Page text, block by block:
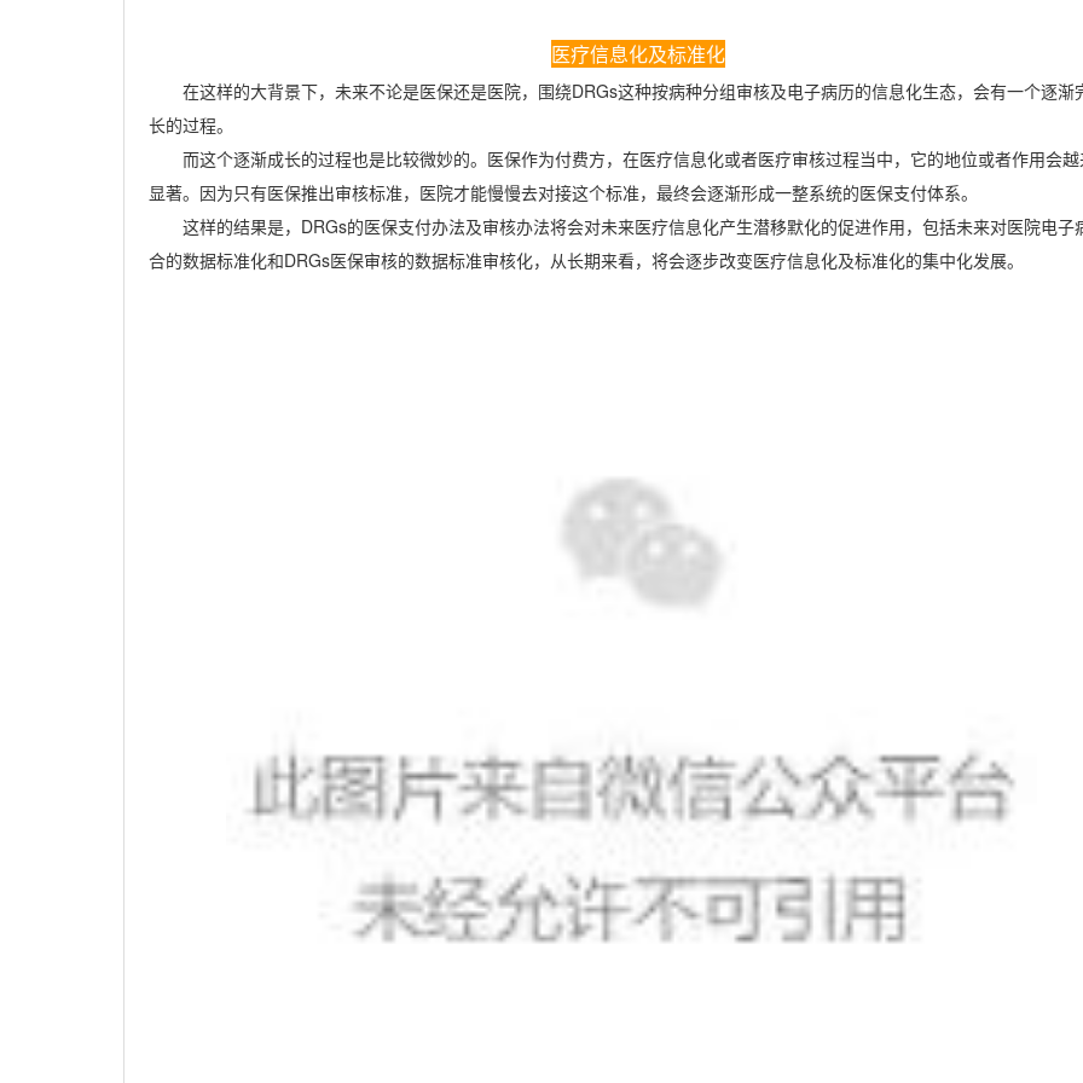
医疗信息化及标准化
在这样的大背景下，未来不论是医保还是医院，围绕DRGs这种按病种分组审核及电子病历的信息化生态，会有一个逐渐
长的过程。
而这个逐渐成长的过程也是比较微妙的。医保作为付费方，在医疗信息化或者医疗审核过程当中，它的地位或者作用会
显著。因为只有医保推出审核标准，医院才能慢慢去对接这个标准，最终会逐渐形成一整系统的医保支付体系。
这样的结果是， DRGs的医保支付办法及审核办法将会对未来医疗信息化产生潜移默化的促进作用，包括未来对医院电子
合的数据标准化和DRGs医保审核的数据标准审核化，从长期来看，将会逐步改变医疗信息化及标准化的集中化发展。